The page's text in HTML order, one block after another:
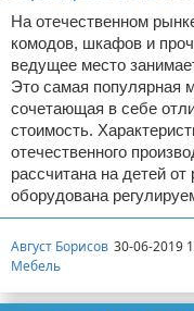
На отечественном
комодов, шкафов и
ведущее место
Это самая популярная
сочетающая в себе
стоимость.
отечественного
рассчитана на детей
оборудована
Август Борисов 30-06-2019
Мебель